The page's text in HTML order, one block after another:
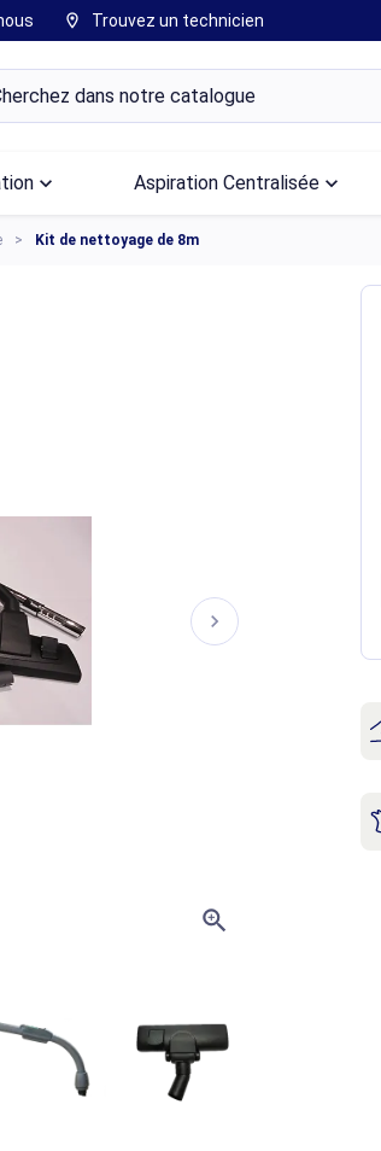
location_on Trouvez un technicien
keyboard_arrow_down Aspiration Centraliséekeyboard_arrow_down
Kit de nettoyage de 8m
zoom_in
chevron_right